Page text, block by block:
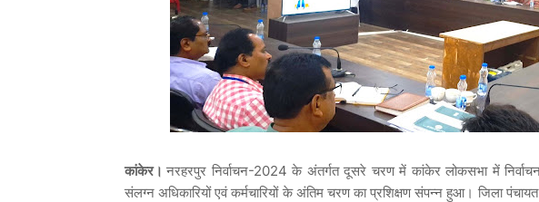
कांकेर। नरहरपुर निर्वाचन-2024 के अंतर्गत दूसरे चरण में कांकेर लोकसभा में
संलग्न अधिकारियों एवं कर्मचारियों के अंतिम चरण का प्रशिक्षण संपन्न हुआ। जिला